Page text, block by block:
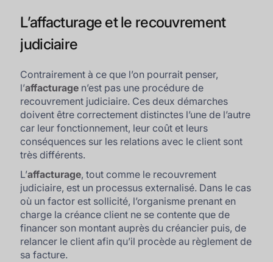
L’affacturage et le recouvrement
judiciaire
Contrairement à ce que l’on pourrait penser,
l’affacturage n’est pas une procédure de
recouvrement judiciaire. Ces deux démarches
doivent être correctement distinctes l’une de l’autre
car leur fonctionnement, leur coût et leurs
conséquences sur les relations avec le client sont
très différents.
L’affacturage, tout comme le recouvrement
judiciaire, est un processus externalisé. Dans le cas
où un factor est sollicité, l’organisme prenant en
charge la créance client ne se contente que de
financer son montant auprès du créancier puis, de
relancer le client afin qu’il procède au règlement de
sa facture.